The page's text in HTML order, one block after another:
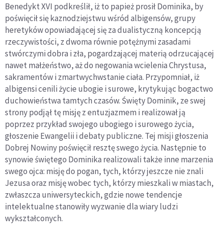
Benedykt XVI podkreślił, iż to papież prosił Dominika, by
poświęcił się kaznodziejstwu wśród albigensów, grupy
heretyków opowiadającej się za dualistyczną koncepcją
rzeczywistości, z dwoma równie potężnymi zasadami
stwórczymi dobra i zła, pogardzającej materią odrzucającej
nawet małżeństwo, aż do negowania wcielenia Chrystusa,
sakramentów i zmartwychwstanie ciała. Przypomniał, iż
albigensi cenili życie ubogie i surowe, krytykując bogactwo
duchowieństwa tamtych czasów. Święty Dominik, ze swej
strony podjął tę misję z entuzjazmem i realizował ją
poprzez przykład swojego ubogiego i surowego życia,
głoszenie Ewangelii i debaty publiczne. Tej misji głoszenia
Dobrej Nowiny poświęcił resztę swego życia. Następnie to
synowie świętego Dominika realizowali także inne marzenia
swego ojca: misję do pogan, tych, którzy jeszcze nie znali
Jezusa oraz misję wobec tych, którzy mieszkali w miastach,
zwłaszcza uniwersyteckich, gdzie nowe tendencje
intelektualne stanowiły wyzwanie dla wiary ludzi
wykształconych.